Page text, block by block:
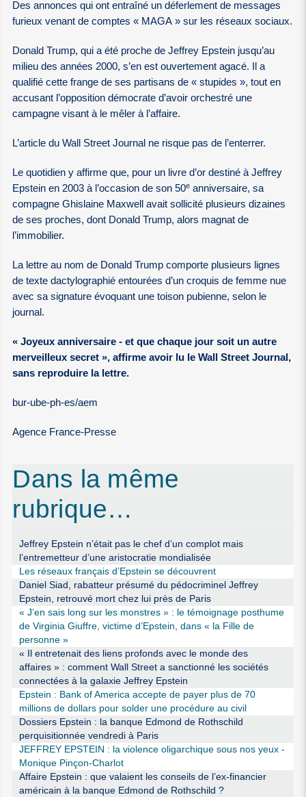
Des annonces qui ont entraîné un déferlement de messages
furieux venant de comptes « MAGA » sur les réseaux sociaux.
Donald Trump, qui a été proche de Jeffrey Epstein jusqu’au
milieu des années 2000, s’en est ouvertement agacé. Il a
qualifié cette frange de ses partisans de « stupides », tout en
accusant l’opposition démocrate d’avoir orchestré une
campagne visant à le mêler à l’affaire.
L’article du Wall Street Journal ne risque pas de l’enterrer.
Le quotidien y affirme que, pour un livre d’or destiné à Jeffrey
Epstein en 2003 à l’occasion de son 50e anniversaire, sa
compagne Ghislaine Maxwell avait sollicité plusieurs dizaines
de ses proches, dont Donald Trump, alors magnat de
l’immobilier.
La lettre au nom de Donald Trump comporte plusieurs lignes
de texte dactylographié entourées d’un croquis de femme nue
avec sa signature évoquant une toison pubienne, selon le
journal.
« Joyeux anniversaire - et que chaque jour soit un autre
merveilleux secret », affirme avoir lu le Wall Street Journal,
sans reproduire la lettre.
bur-ube-ph-es/aem
Agence France-Presse
Dans la même
rubrique…
Jeffrey Epstein n’était pas le chef d’un complot mais
l’entremetteur d’une aristocratie mondialisée
Les réseaux français d’Epstein se découvrent
Daniel Siad, rabatteur présumé du pédocriminel Jeffrey
Epstein, retrouvé mort chez lui près de Paris
« J’en sais long sur les monstres » : le témoignage posthume
de Virginia Giuffre, victime d’Epstein, dans « la Fille de
personne »
« Il entretenait des liens profonds avec le monde des
affaires » : comment Wall Street a sanctionné les sociétés
connectées à la galaxie Jeffrey Epstein
Epstein : Bank of America accepte de payer plus de 70
millions de dollars pour solder une procédure au civil
Dossiers Epstein : la banque Edmond de Rothschild
perquisitionnée vendredi à Paris
JEFFREY EPSTEIN : la violence oligarchique sous nos yeux -
Monique Pinçon-Charlot
Affaire Epstein : que valaient les conseils de l’ex-financier
américain à la banque Edmond de Rothschild ?